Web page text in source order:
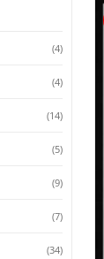
(4)
(4)
(14)
(5)
(9)
(7)
(34)